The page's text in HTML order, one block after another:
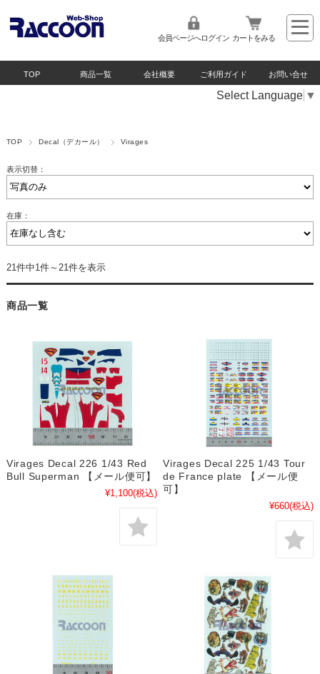
会員ページへログイン カートをみる
TOP 商品一覧 会社概要 ご利用ガイド お問い合せ
Select Language ▼
TOP Decal（デカール） Virages
表示切替：
在庫：
21件中1件～21件を表示
商品一覧
Virages Decal 226 1/43 Red
Bull Superman 【メール便可】
¥1,100(税込)
Virages Decal 225 1/43 Tour
de France plate 【メール便
可】
¥660(税込)